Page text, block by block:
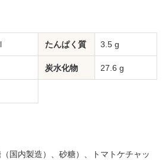
たんぱく質 3.5 g
炭水化物 27.6 g
国内製造）、砂糖）、トマトケチャッ